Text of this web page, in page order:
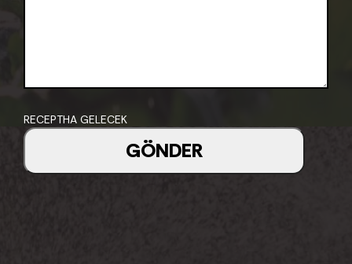
RECEPTHA GELECEK
GÖNDER